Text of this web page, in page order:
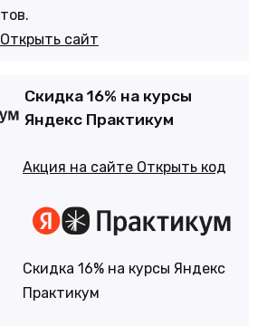
тов.
Открыть сайт
Скидка 16% на курсы
Яндекс Практикум
Акция на сайте Открыть код
Скидка 16% на курсы Яндекс
Практикум